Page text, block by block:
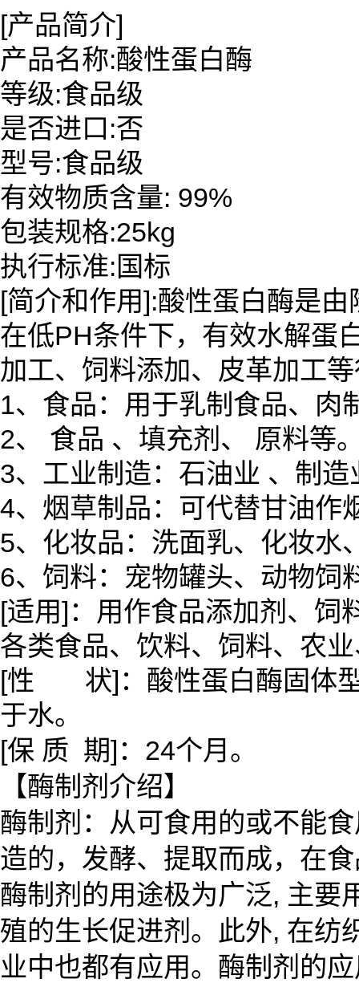
[产品简介]
产品名称:酸性蛋白酶
等级:食品级
是否进口:否
型号:食品级
有效物质含量: 99%
包装规格:25kg
执行标准:国标
[简介和作用]:酸性蛋白酶是
在低PH条件下，有效水解蛋
加工、饲料添加、皮革加工
1、食品：用于乳制食品、肉
2、 食品 、填充剂、 原料等
3、工业制造：石油业 、制
4、烟草制品：可代替甘油作
5、化妆品：洗面乳、化妆水
6、饲料：宠物罐头、动物饲
[适用]：用作食品添加剂、饲
各类食品、饮料、饲料、农
[性 状]：酸性蛋白酶固体型
于水。
[保 质 期]：24个月。
【酶制剂介绍】
酶制剂：从可食用的或不能
造的，发酵、提取而成，在
酶制剂的用途极为广泛, 主要
殖的生长促进剂。此外, 在纺
业中也都有应用。酶制剂的